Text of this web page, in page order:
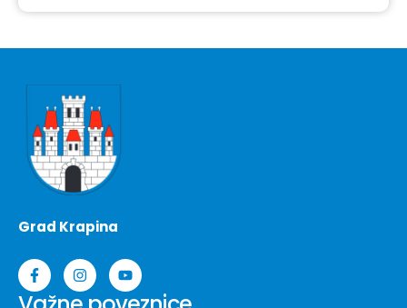
Grad Krapina